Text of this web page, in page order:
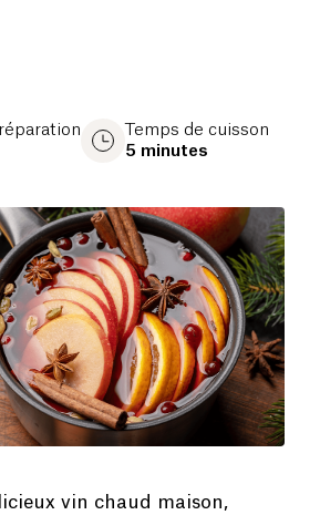
Temps de cuisson
5 minutes
vin chaud maison,